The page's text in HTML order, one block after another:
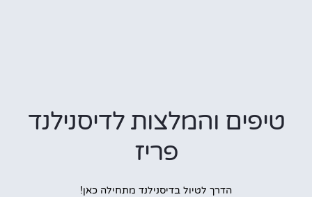
טיפים והמלצות לדיסנילנד
פריז
הדרך לטיול בדיסנילנד מתחילה כאן!